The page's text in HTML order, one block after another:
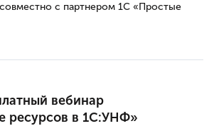
с партнером 1С «Простые
вебинар
ресурсов в 1С:УНФ»